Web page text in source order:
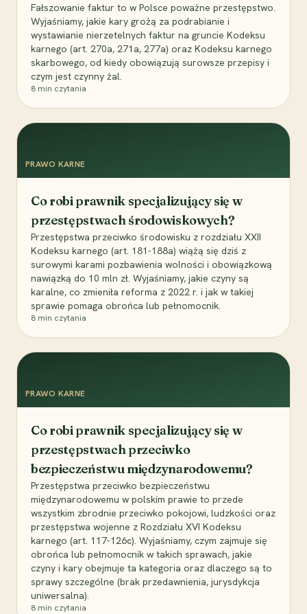
Fałszowanie faktur to w Polsce poważne przestępstwo.
Wyjaśniamy, jakie kary grożą za podrabianie i
wystawianie nierzetelnych faktur na gruncie Kodeksu
karnego (art. 270a, 271a, 277a) oraz Kodeksu karnego
skarbowego, od kiedy obowiązują surowsze przepisy i
czym jest czynny żal.
8 min czytania
PRAWO KARNE
Co robi prawnik specjalizujący się w
przestępstwach środowiskowych?
Przestępstwa przeciwko środowisku z rozdziału XXII
Kodeksu karnego (art. 181-188a) wiążą się dziś z
surowymi karami pozbawienia wolności i obowiązkową
nawiązką do 10 mln zł. Wyjaśniamy, jakie czyny są
karalne, co zmieniła reforma z 2022 r. i jak w takiej
sprawie pomaga obrońca lub pełnomocnik.
8 min czytania
PRAWO KARNE
Co robi prawnik specjalizujący się w
przestępstwach przeciwko
bezpieczeństwu międzynarodowemu?
Przestępstwa przeciwko bezpieczeństwu
międzynarodowemu w polskim prawie to przede
wszystkim zbrodnie przeciwko pokojowi, ludzkości oraz
przestępstwa wojenne z Rozdziału XVI Kodeksu
karnego (art. 117-126c). Wyjaśniamy, czym zajmuje się
obrońca lub pełnomocnik w takich sprawach, jakie
czyny i kary obejmuje ta kategoria oraz dlaczego są to
sprawy szczególne (brak przedawnienia, jurysdykcja
uniwersalna).
8 min czytania